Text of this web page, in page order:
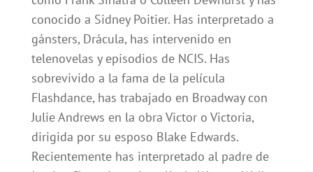
conocido a Sidney Poitier. Has interpretado a
gánsters, Drácula, has intervenido en
telenovelas y episodios de NCIS. Has
sobrevivido a la fama de la película
Flashdance, has trabajado en Broadway con
Julie Andrews en la obra Victor o Victoria,
dirigida por su esposo Blake Edwards.
Recientemente has interpretado al padre de